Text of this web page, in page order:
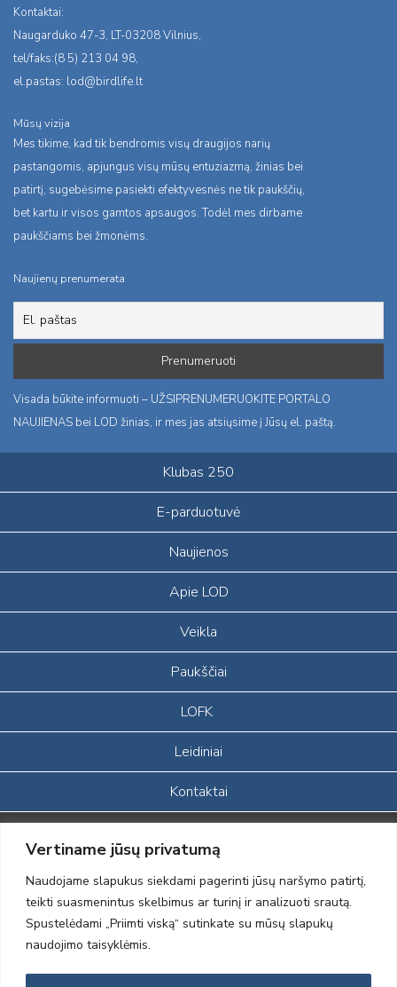
Vertiname jūsų privatumą
Naudojame slapukus siekdami pagerinti jūsų naršymo patirtį,
teikti suasmenintus skelbimus ar turinį ir analizuoti srautą.
Spustelėdami „Priimti viską“ sutinkate su mūsų slapukų
naudojimo taisyklėmis.
Kontaktai:
Naugarduko 47-3, LT-03208 Vilnius,
tel/faks:(8 5) 213 04 98,
el.pastas: lod@birdlife.lt
Mūsų vizija
Mes tikime, kad tik bendromis visų draugijos narių
pastangomis, apjungus visų mūsų entuziazmą, žinias bei
patirtį, sugebėsime pasiekti efektyvesnės ne tik paukščių,
bet kartu ir visos gamtos apsaugos. Todėl mes dirbame
paukščiams bei žmonėms.
Naujienų prenumerata
Visada būkite informuoti – UŽSIPRENUMERUOKITE PORTALO
NAUJIENAS bei LOD žinias, ir mes jas atsiųsime į Jūsų el. paštą.
Klubas 250
E-parduotuvė
Naujienos
Apie LOD
Veikla
Paukščiai
LOFK
Leidiniai
Kontaktai
Portalas sukurtas įgyvendinant Lietuvos Respublikos, Europos
ekonominės erdvės ir Norvegijos finansinių mechanizmų iš dalies
finansuojamą paprojektį
„LOD visuomeninės /gamtosauginės veiklos sustiprinimas ir įvaizdžio
formavimas įtraukiant visuomenę į aplinkosauginių tyrimų veiklą“
(paprojekčio
įgyvendinimo sutarties numeris 2004-LT0008-NVO-1EEE/NOR-02-